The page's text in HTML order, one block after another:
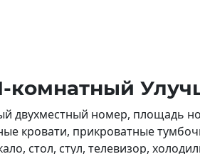
комнатный
двухместный номер, площадь
кровати, прикроватные
стол, стул, телевизор,